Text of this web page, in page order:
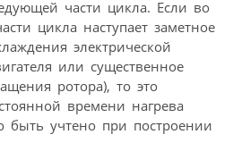
части цикла. Если во
цикла наступает заметное
электрической
или существенное
ротора), то это
времени нагрева
учтено при построении